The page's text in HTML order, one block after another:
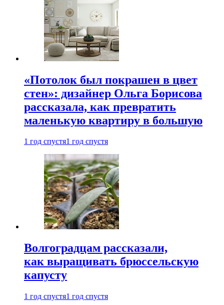
«Потолок был покрашен в цвет
стен»: дизайнер Ольга Борисова
рассказала, как превратить
маленькую квартиру в большую
1 год спустя1 год спустя
Волгоградцам рассказали,
как выращивать брюссельскую
капусту
1 год спустя1 год спустя